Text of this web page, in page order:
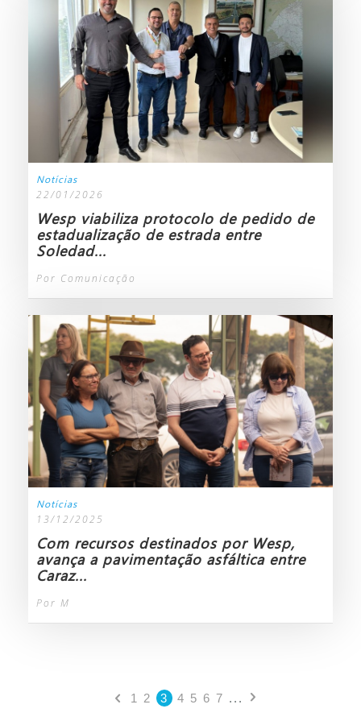
Notícias
22/01/2026
Wesp viabiliza protocolo de pedido de
estadualização de estrada entre
Soledad...
Por Comunicação
Notícias
13/12/2025
Com recursos destinados por Wesp,
avança a pavimentação asfáltica entre
Caraz...
Por M
1 2 3 4 5 6 7 ...